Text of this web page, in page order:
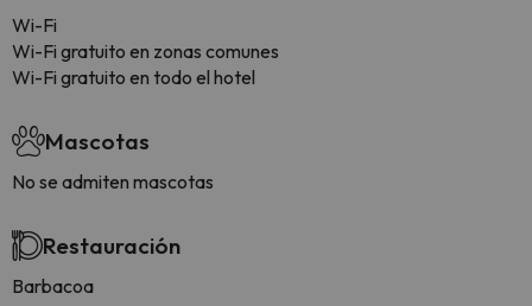
Wi-Fi
Wi-Fi gratuito en zonas comunes
Wi-Fi gratuito en todo el hotel
Mascotas
No se admiten mascotas
Restauración
Barbacoa